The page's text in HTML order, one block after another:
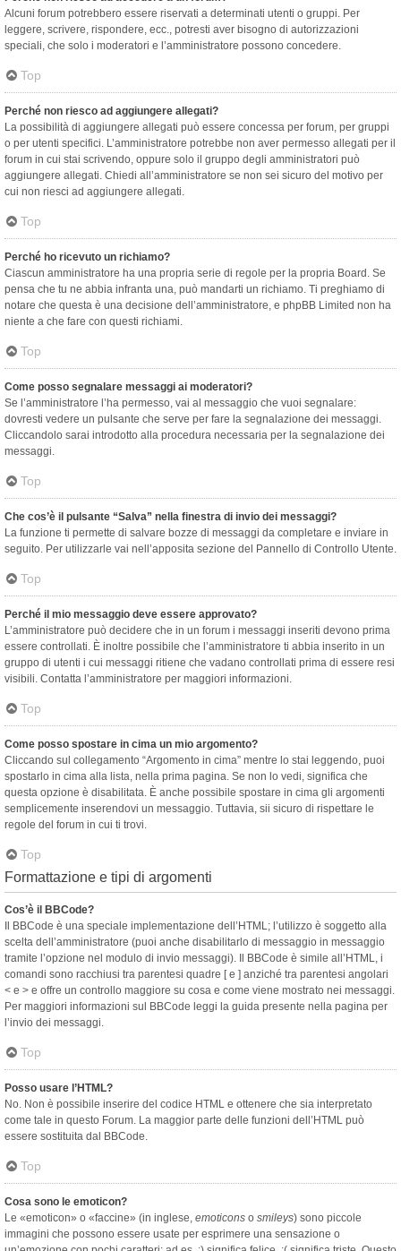
Alcuni forum potrebbero essere riservati a determinati utenti o gruppi. Per
leggere, scrivere, rispondere, ecc., potresti aver bisogno di autorizzazioni
speciali, che solo i moderatori e l’amministratore possono concedere.
Top
Perché non riesco ad aggiungere allegati?
La possibilità di aggiungere allegati può essere concessa per forum, per gruppi
o per utenti specifici. L’amministratore potrebbe non aver permesso allegati per il
forum in cui stai scrivendo, oppure solo il gruppo degli amministratori può
aggiungere allegati. Chiedi all’amministratore se non sei sicuro del motivo per
cui non riesci ad aggiungere allegati.
Top
Perché ho ricevuto un richiamo?
Ciascun amministratore ha una propria serie di regole per la propria Board. Se
pensa che tu ne abbia infranta una, può mandarti un richiamo. Ti preghiamo di
notare che questa è una decisione dell’amministratore, e phpBB Limited non ha
niente a che fare con questi richiami.
Top
Come posso segnalare messaggi ai moderatori?
Se l’amministratore l’ha permesso, vai al messaggio che vuoi segnalare:
dovresti vedere un pulsante che serve per fare la segnalazione dei messaggi.
Cliccandolo sarai introdotto alla procedura necessaria per la segnalazione dei
messaggi.
Top
Che cos’è il pulsante “Salva” nella finestra di invio dei messaggi?
La funzione ti permette di salvare bozze di messaggi da completare e inviare in
seguito. Per utilizzarle vai nell’apposita sezione del Pannello di Controllo Utente.
Top
Perché il mio messaggio deve essere approvato?
L’amministratore può decidere che in un forum i messaggi inseriti devono prima
essere controllati. È inoltre possibile che l’amministratore ti abbia inserito in un
gruppo di utenti i cui messaggi ritiene che vadano controllati prima di essere resi
visibili. Contatta l’amministratore per maggiori informazioni.
Top
Come posso spostare in cima un mio argomento?
Cliccando sul collegamento “Argomento in cima” mentre lo stai leggendo, puoi
spostarlo in cima alla lista, nella prima pagina. Se non lo vedi, significa che
questa opzione è disabilitata. È anche possibile spostare in cima gli argomenti
semplicemente inserendovi un messaggio. Tuttavia, sii sicuro di rispettare le
regole del forum in cui ti trovi.
Top
Formattazione e tipi di argomenti
Cos’è il BBCode?
Il BBCode è una speciale implementazione dell’HTML; l’utilizzo è soggetto alla
scelta dell’amministratore (puoi anche disabilitarlo di messaggio in messaggio
tramite l’opzione nel modulo di invio messaggi). Il BBCode è simile all’HTML, i
comandi sono racchiusi tra parentesi quadre [ e ] anziché tra parentesi angolari
< e > e offre un controllo maggiore su cosa e come viene mostrato nei messaggi.
Per maggiori informazioni sul BBCode leggi la guida presente nella pagina per
l’invio dei messaggi.
Top
Posso usare l’HTML?
No. Non è possibile inserire del codice HTML e ottenere che sia interpretato
come tale in questo Forum. La maggior parte delle funzioni dell’HTML può
essere sostituita dal BBCode.
Top
Cosa sono le emoticon?
Le «emoticon» o «faccine» (in inglese, emoticons o smileys) sono piccole
immagini che possono essere usate per esprimere una sensazione o